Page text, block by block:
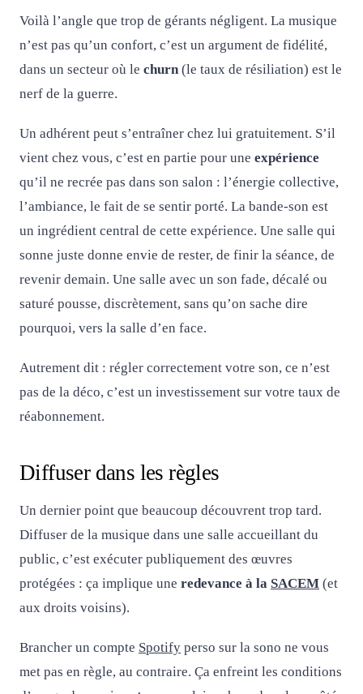
Voilà l’angle que trop de gérants négligent. La musique
n’est pas qu’un confort, c’est un argument de fidélité,
dans un secteur où le churn(le taux de résiliation) est le
nerf de la guerre.
Un adhérent peut s’entraîner chez lui gratuitement. S’il
vient chez vous, c’est en partie pour une expérience
qu’il ne recrée pas dans son salon : l’énergie collective,
l’ambiance, le fait de se sentir porté. La bande-son est
un ingrédient central de cette expérience. Une salle qui
sonne juste donne envie de rester, de finir la séance, de
revenir demain. Une salle avec un son fade, décalé ou
saturé pousse, discrètement, sans qu’on sache dire
pourquoi, vers la salle d’en face.
Autrement dit : régler correctement votre son, ce n’est
pas de la déco, c’est un investissement sur votre taux de
réabonnement.
Diffuser dans les règles
Un dernier point que beaucoup découvrent trop tard.
Diffuser de la musique dans une salle accueillant du
public, c’est exécuter publiquement des œuvres
protégées : ça implique une redevance à la SACEM (et
aux droits voisins).
Brancher un compte Spotify perso sur la sono ne vous
met pas en règle, au contraire. Ça enfreint les conditions